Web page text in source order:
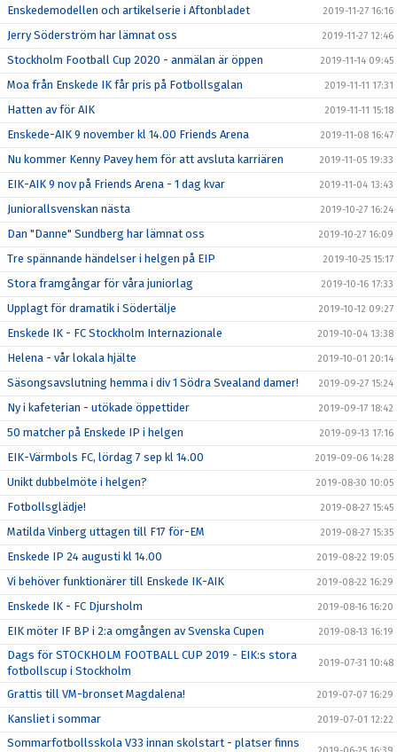
Enskedemodellen och artikelserie i Aftonbladet 2019-11-27 16:16
Jerry Söderström har lämnat oss 2019-11-27 12:46
Stockholm Football Cup 2020 - anmälan är öppen 2019-11-14 09:45
Moa från Enskede IK får pris på Fotbollsgalan 2019-11-11 17:31
Hatten av för AIK 2019-11-11 15:18
Enskede-AIK 9 november kl 14.00 Friends Arena 2019-11-08 16:47
Nu kommer Kenny Pavey hem för att avsluta karriären 2019-11-05 19:33
EIK-AIK 9 nov på Friends Arena - 1 dag kvar 2019-11-04 13:43
Juniorallsvenskan nästa 2019-10-27 16:24
Dan "Danne" Sundberg har lämnat oss 2019-10-27 16:09
Tre spännande händelser i helgen på EIP 2019-10-25 15:17
Stora framgångar för våra juniorlag 2019-10-16 17:33
Upplagt för dramatik i Södertälje 2019-10-12 09:27
Enskede IK - FC Stockholm Internazionale 2019-10-04 13:38
Helena - vår lokala hjälte 2019-10-01 20:14
Säsongsavslutning hemma i div 1 Södra Svealand damer! 2019-09-27 15:24
Ny i kafeterian - utökade öppettider 2019-09-17 18:42
50 matcher på Enskede IP i helgen 2019-09-13 17:16
EIK-Värmbols FC, lördag 7 sep kl 14.00 2019-09-06 14:28
Unikt dubbelmöte i helgen? 2019-08-30 10:05
Fotbollsglädje! 2019-08-27 15:45
Matilda Vinberg uttagen till F17 för-EM 2019-08-27 15:35
Enskede IP 24 augusti kl 14.00 2019-08-22 19:05
Vi behöver funktionärer till Enskede IK-AIK 2019-08-22 16:29
Enskede IK - FC Djursholm 2019-08-16 16:20
EIK möter IF BP i 2:a omgången av Svenska Cupen 2019-08-13 16:19
Dags för STOCKHOLM FOOTBALL CUP 2019 - EIK:s stora
fotbollscup i Stockholm
2019-07-31 10:48
Grattis till VM-bronset Magdalena! 2019-07-07 16:29
Kansliet i sommar 2019-07-01 12:22
Sommarfotbollsskola V33 innan skolstart - platser finns